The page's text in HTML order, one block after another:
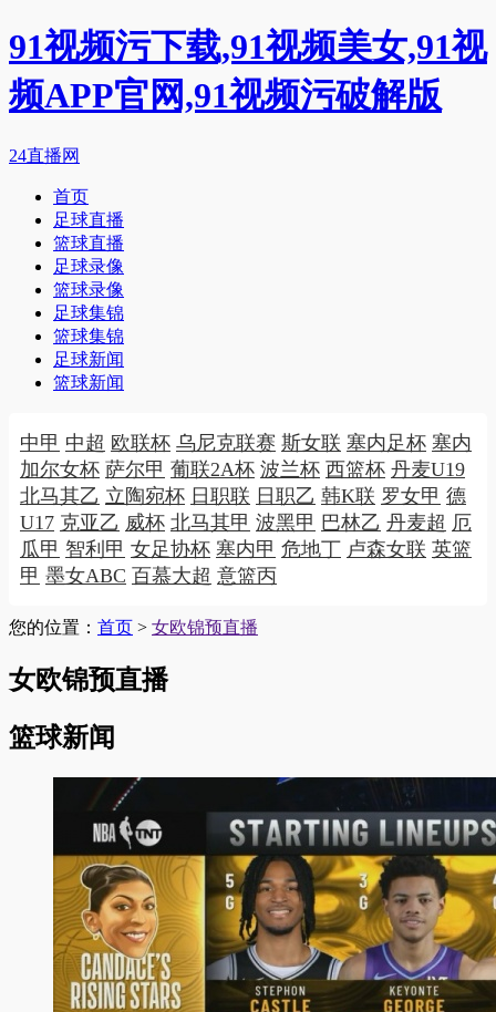
91视频污下载,91视频美女,91视
频APP官网,91视频污破解版
24直播网
首页
足球直播
篮球直播
足球录像
篮球录像
足球集锦
篮球集锦
足球新闻
篮球新闻
中甲 中超 欧联杯 乌尼克联赛 斯女联 塞内足杯 塞内
加尔女杯 萨尔甲 葡联2A杯 波兰杯 西篮杯 丹麦U19
北马其乙 立陶宛杯 日职联 日职乙 韩K联 罗女甲 德
U17 克亚乙 威杯 北马其甲 波黑甲 巴林乙 丹麦超 厄
瓜甲 智利甲 女足协杯 塞内甲 危地丁 卢森女联 英篮
甲 墨女ABC 百慕大超 意篮丙
您的位置： 首页 > 女欧锦预直播
女欧锦预直播
篮球新闻